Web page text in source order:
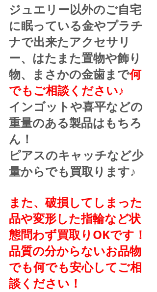
ジュエリー以外のご自宅
に眠っている金やプラチ
ナで出来たアクセサリ
ー、はたまた置物や飾り
物、まさかの金歯まで何
でもご相談ください♪
インゴットや喜平などの
重量のある製品はもちろ
ん！
ピアスのキャッチなど少
量からでも買取ります♪
また、破損してしまった
品や変形した指輪など状
態問わず買取りOKです！
品質の分からないお品物
でも何でも安心してご相
談ください！